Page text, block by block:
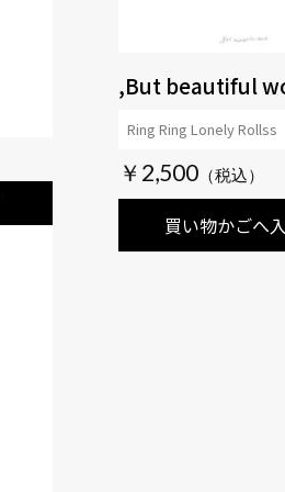
,But beautiful
￥2,500
買い物かごへ
Ring Ring Lonely Rollss